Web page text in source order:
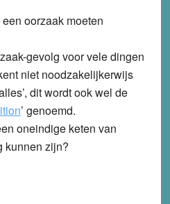
oorzaak moeten
gevolg voor vele dingen
niet noodzakelijkerwijs
dit wordt ook wel de
’ genoemd.
oneindige keten van
kunnen zijn?